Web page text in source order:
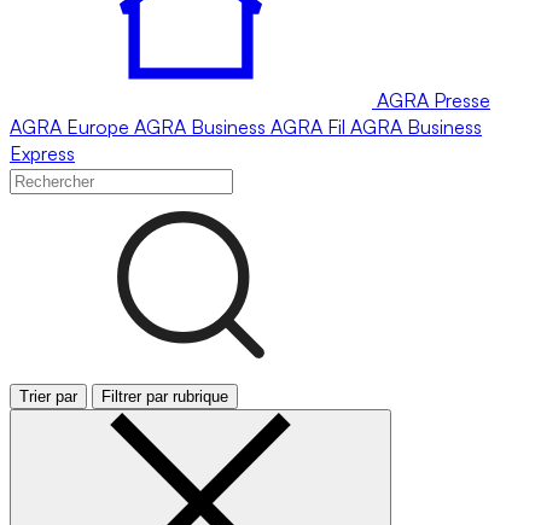
AGRA Presse
AGRA Europe AGRA Business AGRA Fil AGRA Business
Express
Trier par Filtrer par rubrique